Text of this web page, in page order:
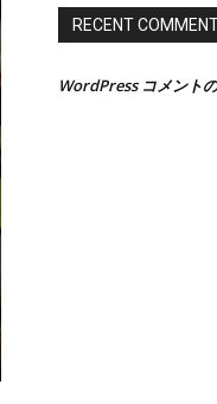
RECENT
WordPress コメント